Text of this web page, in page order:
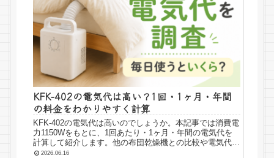
KFK-402の電気代は高い？1回・1ヶ月・年間
の料金をわかりやすく計算
KFK-402の電気代は高いのでしょうか。本記事では消費電
力1150Wをもとに、1回あたり・1ヶ月・年間の電気代を
計算して紹介します。他の布団乾燥機との比較や電気代を
抑えるコツも解説します。
2026.06.16